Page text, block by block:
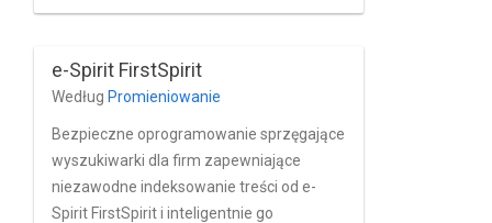
e-Spirit FirstSpirit
Według Promieniowanie
Bezpieczne oprogramowanie sprzęgające
wyszukiwarki dla firm zapewniające
niezawodne indeksowanie treści od e-
Spirit FirstSpirit i inteligentnie go